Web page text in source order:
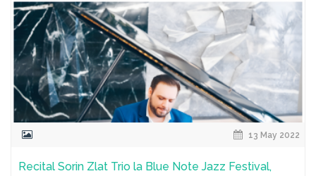
13 May 2022
Recital Sorin Zlat Trio la Blue Note Jazz Festival,